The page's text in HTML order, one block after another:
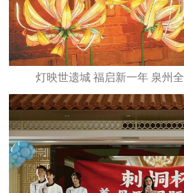
灯映世遗城 福启新一年 泉州